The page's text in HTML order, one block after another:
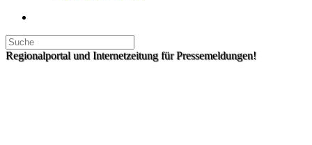
Regionalportal und Internetzeitung für Pressemeldungen!